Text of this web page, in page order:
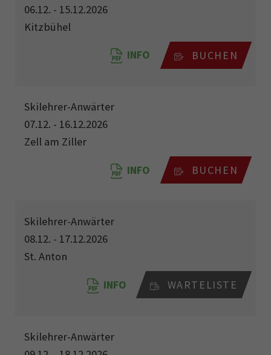
06.12. - 15.12.2026
Kitzbühel
INFO BUCHEN
Skilehrer-Anwärter
07.12. - 16.12.2026
Zell am Ziller
INFO BUCHEN
Skilehrer-Anwärter
08.12. - 17.12.2026
St. Anton
INFO WARTELISTE
Skilehrer-Anwärter